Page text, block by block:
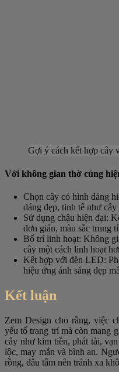
Gợi ý cách kết hợp cây
Với không gian thờ cúng
Chọn cây có hình dáng
dáng đẹp, tinh tế như
Sử dụng chậu hiện đại:
đơn giản, màu sắc trung
Bố trí linh hoạt: Không
cây một cách linh hoạt
Kết hợp với đèn LED:
hiệu ứng ánh sáng đẹp
Kết luận
Zem Design cho rằng, việc
yếu tố trang trí mà còn mang
cây như kim tiền, phát tài,
lộc, may mắn và bình an.
rồng, dâu tằm nên tránh xa